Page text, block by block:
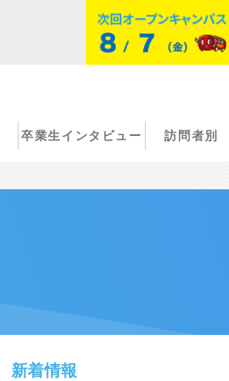
卒業生インタビュー 訪問者別
新着情報